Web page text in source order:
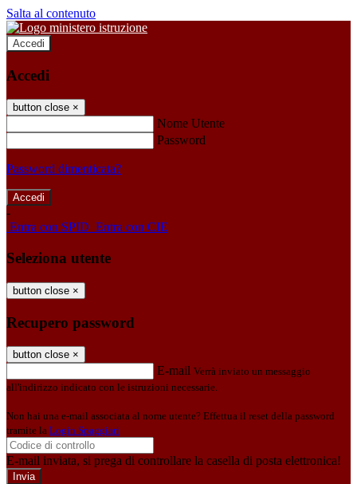
Salta al contenuto
Accedi
Accedi
button close ×
Nome Utente
Password
Password dimenticata?
-
Entra con SPID Entra con CIE
Seleziona utente
button close ×
Recupero password
button close ×
E-mail Verrà inviato un messaggio
all'indirizzo indicato con le istruzioni necessarie.
Non hai una e-mail associata al nome utente? Effettua il reset della password
tramite la Login Spaggiari
E-mail inviata, si prega di controllare la casella di posta elettronica!